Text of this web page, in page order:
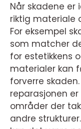
Når skadene er
riktig materiale
For eksempel
som matcher
for estetikkens
materialer kan
forverre
reparasjonen
områder der
andre